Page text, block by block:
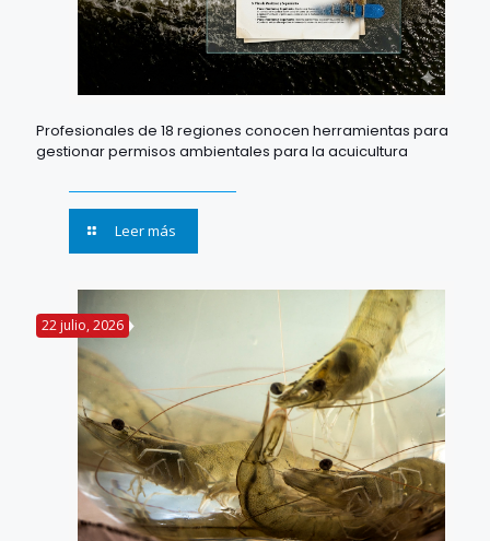
Profesionales de 18 regiones conocen herramientas para
gestionar permisos ambientales para la acuicultura
Leer más
22 julio, 2026